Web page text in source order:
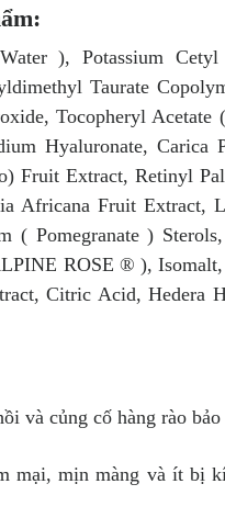
), Potassium Cetyl
Taurate
Tocopheryl
Hyaluronate,
Fruit Extract, Retinyl
Africana Fruit Extract,
( Pomegranate )
ROSE ® ),
Citric Acid, Hedera
và củng cố hàng rào
mại, mịn màng và ít bị